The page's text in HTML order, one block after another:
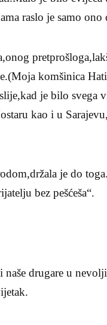
raslo je samo ono
komšinica
je bilo svega
kao i u
je do
bez pešćeša“.
drugare u